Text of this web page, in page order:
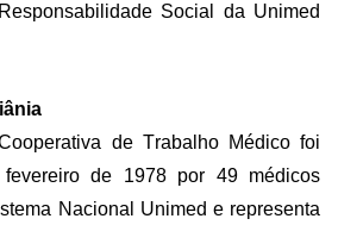
Social da Unimed
de Trabalho Médico foi
de 1978 por 49 médicos
Nacional Unimed e representa